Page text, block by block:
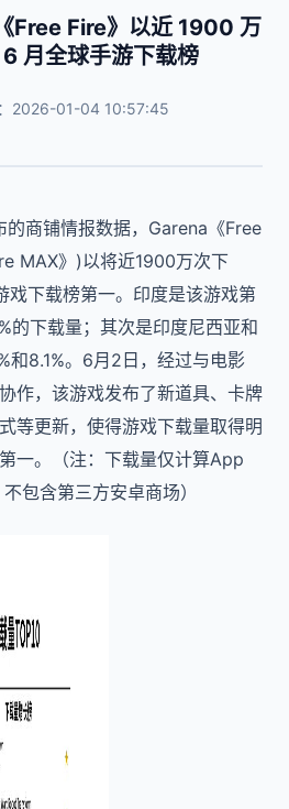
Free Fire》以近 1900 万
月全球手游下载榜
2026-01-04 10:57:45
商铺情报数据，Garena《Free
MAX》)以将近1900万次下
戏下载榜第一。印度是该游戏第
的下载量；其次是印度尼西亚和
和8.1%。6月2日，经过与电影
作，该游戏发布了新道具、卡牌
等更新，使得游戏下载量取得明
一。（注：下载量仅计算App
包含第三方安卓商场）